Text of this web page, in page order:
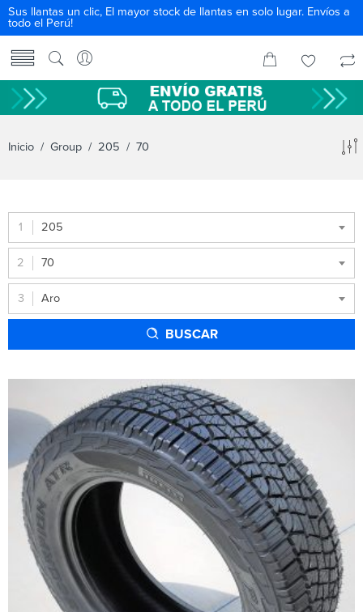
Sus llantas un clic, El mayor stock de llantas en solo lugar. Envíos a
todo el Perú!
Inicio / Group / 205 / 70
205
70
Aro
BUSCAR